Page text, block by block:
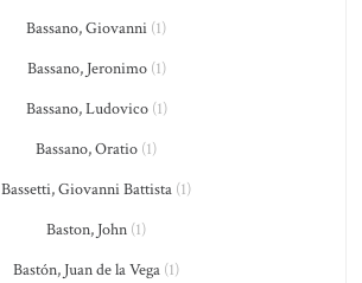
Bassano, Giovanni (1)
Bassano, Jeronimo(1)
Bassano, Ludovico(1)
Bassano, Oratio (1)
Bassetti, Giovanni Battista (1)
Baston, John (1)
Bastón, Juan de la Vega (1)